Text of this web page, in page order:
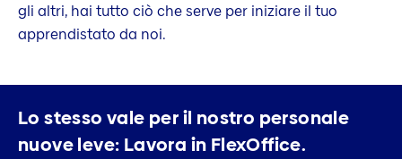
gli altri, hai tutto ciò che serve per iniziare il tuo
apprendistato da noi.
Lo stesso vale per il nostro personale
nuove leve: Lavora in FlexOffice.